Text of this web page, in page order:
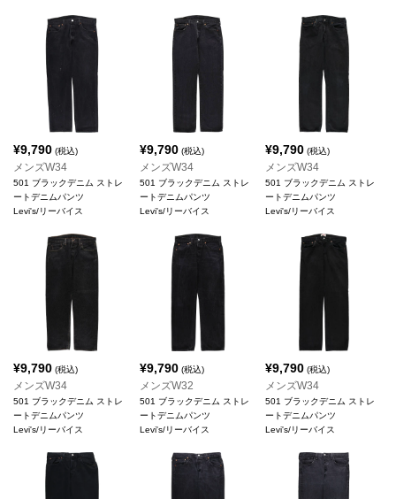
¥9,790 (税込)
メンズW34
501 ブラックデニム ストレ
ートデニムパンツ
Levi's/リーバイス
¥9,790(税込)
メンズW34
501 ブラックデニム ストレ
ートデニムパンツ
Levi's/リーバイス
¥9,790 (税込)
メンズW34
501 ブラックデニム ストレ
ートデニムパンツ
Levi's/リーバイス
¥9,790 (税込)
メンズW34
501 ブラックデニム ストレ
ートデニムパンツ
Levi's/リーバイス
¥9,790(税込)
メンズW32
501 ブラックデニム ストレ
ートデニムパンツ
Levi's/リーバイス
¥9,790 (税込)
メンズW34
501 ブラックデニム ストレ
ートデニムパンツ
Levi's/リーバイス